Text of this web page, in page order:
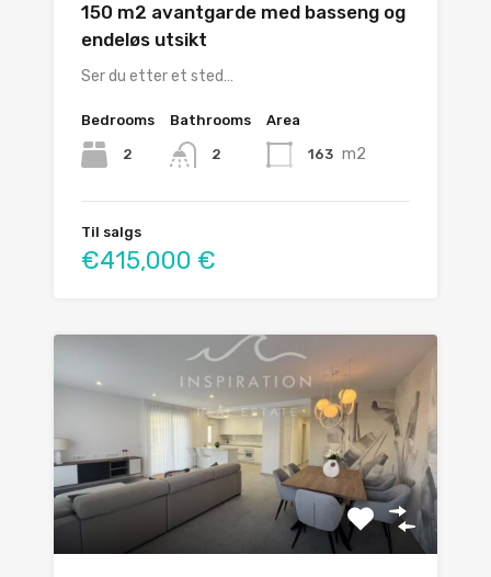
150 m2 avantgarde med basseng og
endeløs utsikt
Ser du etter et sted…
Bedrooms
2
Bathrooms
2
Area
163 m2
Til salgs
€415,000 €